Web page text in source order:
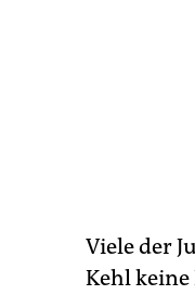
Viele der
Kehl